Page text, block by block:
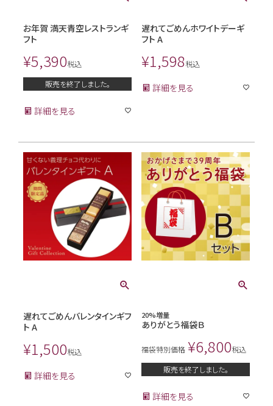
お年賀 満天青空レストランギ
フト
¥5,390税込
販売を終了しました。
詳細を見る
遅れてごめんホワイトデーギ
フト A
¥1,598税込
詳細を見る
遅れてごめんバレンタインギフ
ト A
¥1,500税込
詳細を見る
20%増量
ありがとう福袋Ｂ
福袋特別価格 ¥6,800税込
販売を終了しました。
詳細を見る